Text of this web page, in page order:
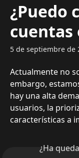
¿Puedo
cuentas
5 de septiembre de
Actualmente no
embargo,
hay una alta
usuarios, la
características a
¿Ha